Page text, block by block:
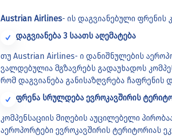
Austrian Airlines- ის დაგვიანებული ფრენის
დაგვიანება 3 საათს აღემატება
თუ Austrian Airlines- ი დანიშნულების
ვალდებულია მგზავრებს გადაუხადოს
რომ დაგვიანება განისაზღვრება
ფრენა სრულდება ევროკავშირის
კომპენსაციის მიღების აუცილებელი
აეროპორტები ევროკავშირის ტერიტორიას